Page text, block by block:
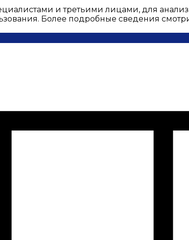
и третьими лицами, для
Более подробные сведения